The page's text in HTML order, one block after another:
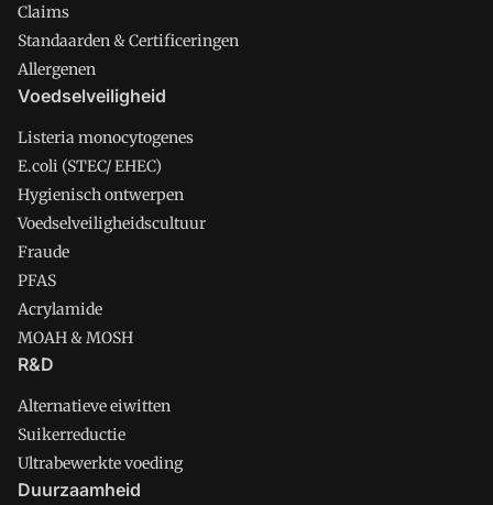
Claims
Standaarden & Certificeringen
Allergenen
Voedselveiligheid
Listeria monocytogenes
E.coli (STEC/ EHEC)
Hygienisch ontwerpen
Voedselveiligheidscultuur
Fraude
PFAS
Acrylamide
MOAH & MOSH
R&D
Alternatieve eiwitten
Suikerreductie
Ultrabewerkte voeding
Duurzaamheid